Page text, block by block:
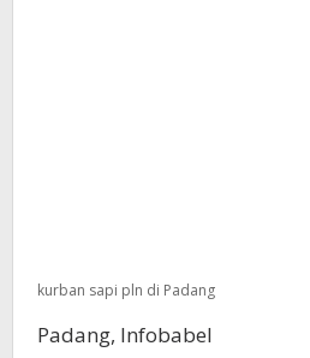
kurban sapi pln di Padang
Padang, Infobabel